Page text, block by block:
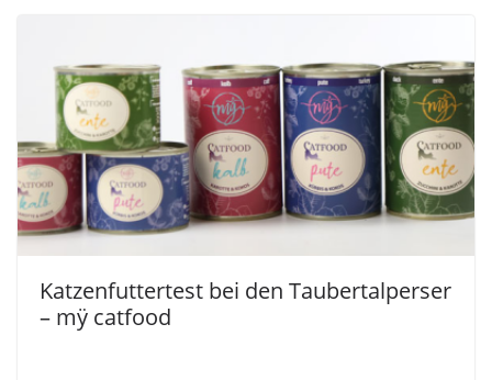
Katzenfuttertest bei den Taubertalperser
– mÿ catfood